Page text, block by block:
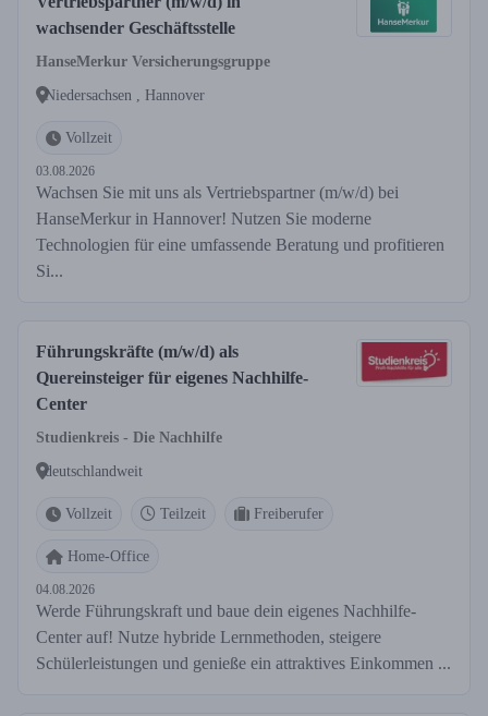
wachsender Geschäftsstelle
HanseMerkur Versicherungsgruppe
Niedersachsen , Hannover
Vollzeit
03.08.2026
Wachsen Sie mit uns als Vertriebspartner (m/w/d) bei
HanseMerkur in Hannover! Nutzen Sie moderne
Technologien für eine umfassende Beratung und profitieren
Si...
Führungskräfte (m/w/d) als
Quereinsteiger für eigenes Nachhilfe-
Center
Studienkreis - Die Nachhilfe
deutschlandweit
Vollzeit Teilzeit Freiberufer
Home-Office
04.08.2026
Werde Führungskraft und baue dein eigenes Nachhilfe-
Center auf! Nutze hybride Lernmethoden, steigere
Schülerleistungen und genieße ein attraktives Einkommen ...